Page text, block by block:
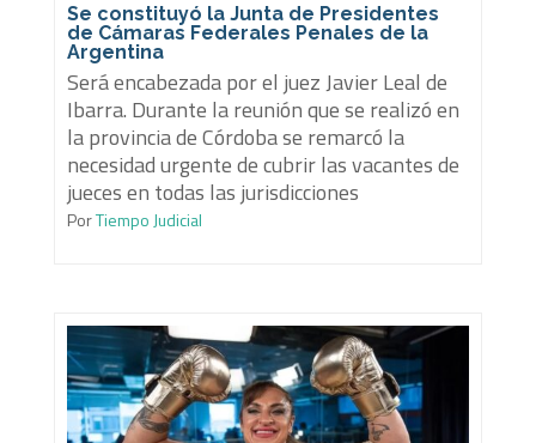
Se constituyó la Junta de Presidentes
de Cámaras Federales Penales de la
Argentina
Será encabezada por el juez Javier Leal de
Ibarra. Durante la reunión que se realizó en
la provincia de Córdoba se remarcó la
necesidad urgente de cubrir las vacantes de
jueces en todas las jurisdicciones
PorTiempo Judicial